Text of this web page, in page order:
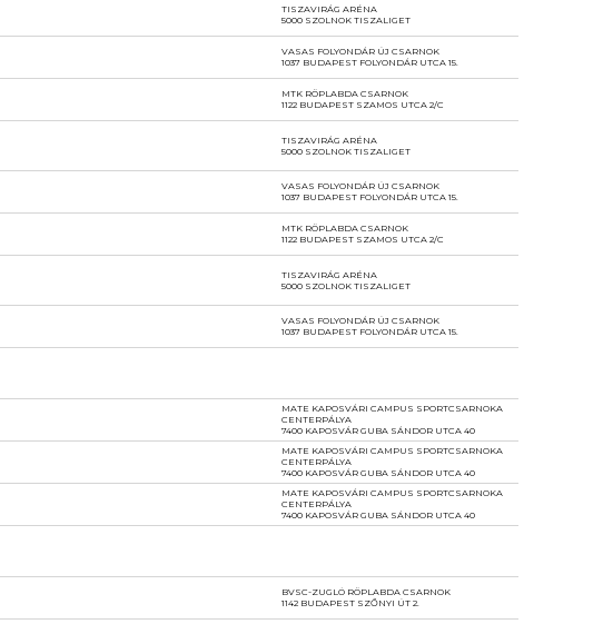
TISZAVIRÁG ARÉNA
5000 SZOLNOK TISZALIGET
VASAS FOLYONDÁR ÚJ CSARNOK
1037 BUDAPEST FOLYONDÁR UTCA 15.
MTK RÖPLABDA CSARNOK
1122 BUDAPEST SZAMOS UTCA 2/C
TISZAVIRÁG ARÉNA
5000 SZOLNOK TISZALIGET
VASAS FOLYONDÁR ÚJ CSARNOK
1037 BUDAPEST FOLYONDÁR UTCA 15.
MTK RÖPLABDA CSARNOK
1122 BUDAPEST SZAMOS UTCA 2/C
TISZAVIRÁG ARÉNA
5000 SZOLNOK TISZALIGET
VASAS FOLYONDÁR ÚJ CSARNOK
1037 BUDAPEST FOLYONDÁR UTCA 15.
MATE KAPOSVÁRI CAMPUS SPORTCSARNOKA
CENTERPÁLYA
7400 KAPOSVÁR GUBA SÁNDOR UTCA 40
MATE KAPOSVÁRI CAMPUS SPORTCSARNOKA
CENTERPÁLYA
7400 KAPOSVÁR GUBA SÁNDOR UTCA 40
MATE KAPOSVÁRI CAMPUS SPORTCSARNOKA
CENTERPÁLYA
7400 KAPOSVÁR GUBA SÁNDOR UTCA 40
BVSC-ZUGLÓ RÖPLABDA CSARNOK
1142 BUDAPEST SZŐNYI ÚT 2.